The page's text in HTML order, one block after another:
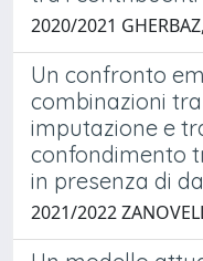
2020/2021
Un confronto
combinazioni
imputazione e
confondimento
in presenza di
2021/2022